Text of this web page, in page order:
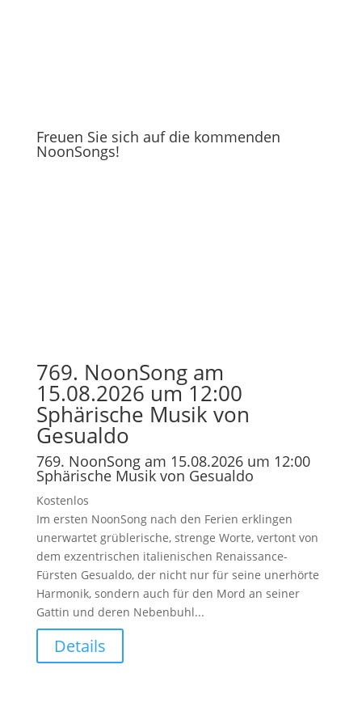
Freuen Sie sich auf die kommenden
NoonSongs!
769. NoonSong am
15.08.2026 um 12:00
Sphärische Musik von
Gesualdo
769. NoonSong am 15.08.2026 um 12:00
Sphärische Musik von Gesualdo
Kostenlos
Im ersten NoonSong nach den Ferien erklingen
unerwartet grüblerische, strenge Worte, vertont von
dem exzentrischen italienischen Renaissance-
Fürsten Gesualdo, der nicht nur für seine unerhörte
Harmonik, sondern auch für den Mord an seiner
Gattin und deren Nebenbuhl...
Details